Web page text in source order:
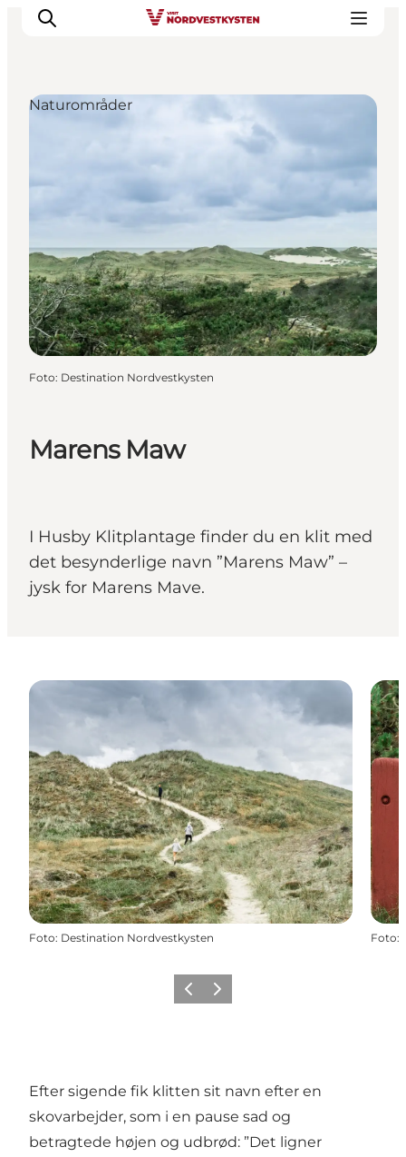
Inspiration
Handicapvenlig ferie
Overnatning
Planlæg din ferie
Marens Maw
I Husby Klitplantage finder du en klit med
det besynderlige navn ”Marens Maw” –
jysk for Marens Mave.
Naturområder
Foto: Destination Nordvestkysten
Foto: Destination Nordvestkysten Foto:
ForrigeNæste
Efter sigende fik klitten sit navn efter en
skovarbejder, som i en pause sad og
betragtede højen og udbrød: ”Det ligner